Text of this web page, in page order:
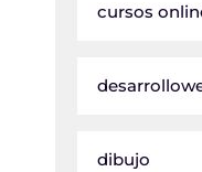
cursos
dibujo